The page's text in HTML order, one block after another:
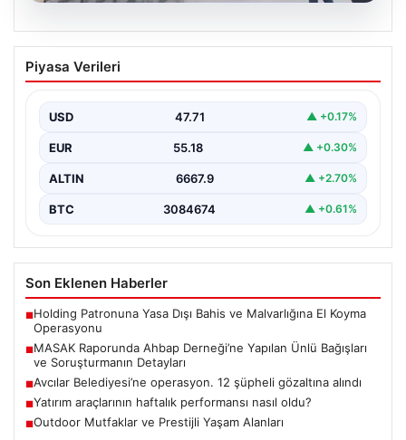
Avcılar Belediyesi’ne operasyon. 12
şüpheli gözaltına alındı
Piyasa Verileri
USD 47.71 ▲ +0.17%
EUR 55.18 ▲ +0.30%
ALTIN 6667.9 ▲ +2.70%
BTC 3084674 ▲ +0.61%
Son Eklenen Haberler
■Holding Patronuna Yasa Dışı Bahis ve Malvarlığına El Koyma
Operasyonu
■MASAK Raporunda Ahbap Derneği’ne Yapılan Ünlü Bağışları
ve Soruşturmanın Detayları
■Avcılar Belediyesi’ne operasyon. 12 şüpheli gözaltına alındı
■Yatırım araçlarının haftalık performansı nasıl oldu?
■Outdoor Mutfaklar ve Prestijli Yaşam Alanları